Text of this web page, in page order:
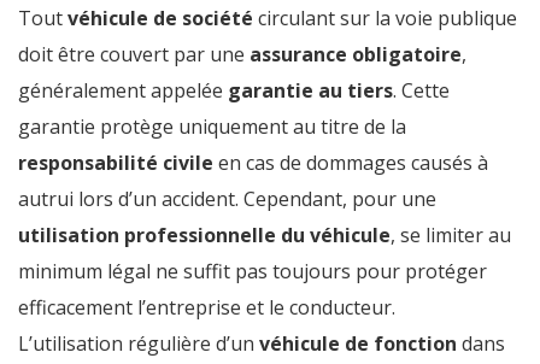
Toutvéhicule de société circulant sur la voie publique
doit être couvert par une assurance obligatoire,
généralement appelée garantie au tiers. Cette
garantie protège uniquement au titre de la
responsabilité civile en cas de dommages causés à
autrui lors d’un accident. Cependant, pour une
utilisation professionnelle du véhicule, se limiter au
minimum légal ne suffit pas toujours pour protéger
efficacement l’entreprise et le conducteur.
L’utilisation régulière d’un véhicule de fonction dans